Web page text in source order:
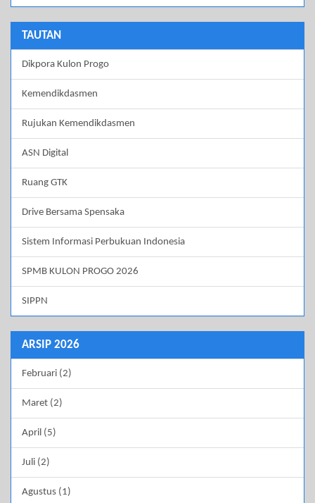
TAUTAN
Dikpora Kulon Progo
Kemendikdasmen
Rujukan Kemendikdasmen
ASN Digital
Ruang GTK
Drive Bersama Spensaka
Sistem Informasi Perbukuan Indonesia
SPMB KULON PROGO 2026
SIPPN
ARSIP 2026
Februari (2)
Maret (2)
April (5)
Juli (2)
Agustus (1)